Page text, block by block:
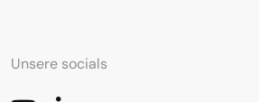
Unsere socials